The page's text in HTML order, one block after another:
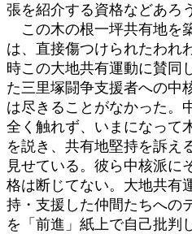
張を紹介する資格などあろ
この木の根一坪共有地を
は、直接傷つけられたわれ
時この大地共有運動に賛同
た三里塚闘争支援者への中
は尽きることがなかった。
全く触れず、いまになって
を説き、共有地堅持を訴え
見せている。彼ら中核派に
格は断じてない。大地共有
持・支援した仲間たちへの
を「前進」紙上で自己批判